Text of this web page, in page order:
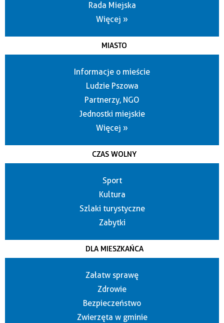
Rada Miejska
Więcej »
MIASTO
Informacje o mieście
Ludzie Pszowa
Partnerzy, NGO
Jednostki miejskie
Więcej »
CZAS WOLNY
Sport
Kultura
Szlaki turystyczne
Zabytki
DLA MIESZKAŃCA
Załatw sprawę
Zdrowie
Bezpieczeństwo
Zwierzęta w gminie